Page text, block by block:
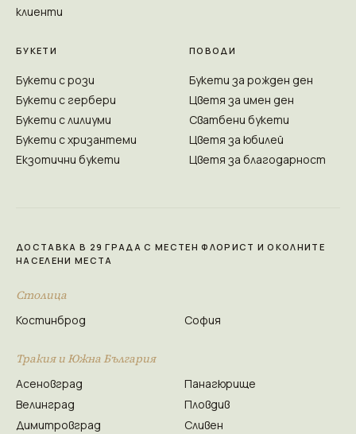
клиенти
БУКЕТИ
Букети с рози
Букети с гербери
Букети с лилиуми
Букети с хризантеми
Екзотични букети
ПОВОДИ
Букети за рожден ден
Цветя за имен ден
Сватбени букети
Цветя за юбилей
Цветя за благодарност
ДОСТАВКА В 29 ГРАДА С МЕСТЕН ФЛОРИСТ И ОКОЛНИТЕ
НАСЕЛЕНИ МЕСТА
Столица
Костинброд София
Тракия и Южна България
Асеновград
Велинград
Димитровград
Панагюрище
Пловдив
Сливен